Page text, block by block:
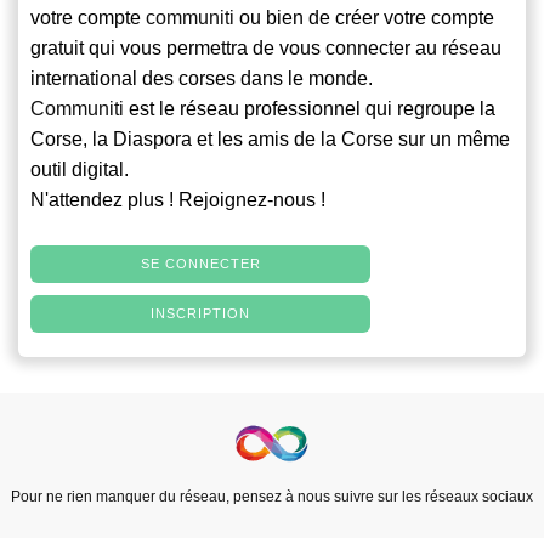
votre compte communiti ou bien de créer votre compte
gratuit qui vous permettra de vous connecter au réseau
international des corses dans le monde.
Communiti est le réseau professionnel qui regroupe la
Corse, la Diaspora et les amis de la Corse sur un même
outil digital.
N'attendez plus ! Rejoignez-nous !
SE CONNECTER
INSCRIPTION
Pour ne rien manquer du réseau, pensez à nous suivre sur les réseaux sociaux